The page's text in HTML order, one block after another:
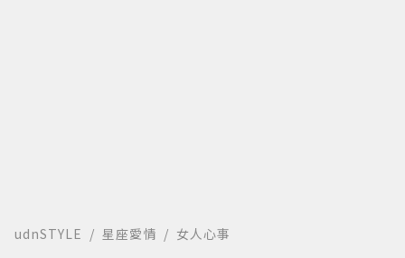
udnSTYLE 星座愛情 女人心事